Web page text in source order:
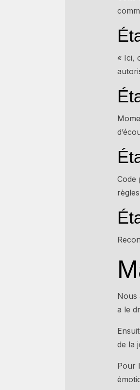
« Ici,
Code
règles
Nous
a le
de la
Pour